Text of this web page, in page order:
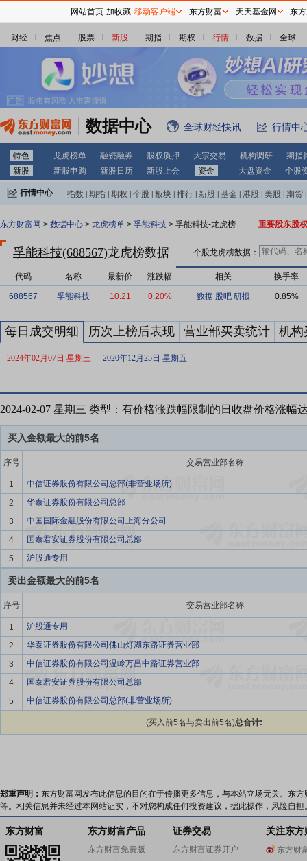
财经 焦点 股票 新股 期指 期权 行情 数据 全球
数据中心 全球财经快讯 行情中
特色 龙虎榜单 融资融券 股权质押 大宗交易 机构调研
期指
新股
新股申购 新股日历 新股上会 资金 大盘资金 个股
行情中心 指数 期指 期权 个股 板块 排行 新股 基金 港股 美股 期货
东方财富网 > 数据中心 > 龙虎榜单 > 孚能科技 > 孚能科技-龙虎榜 重要股东股
孚能科技(688567)龙虎榜数据 个股龙虎榜数据：
代码 名称 最新价 涨跌幅 相关 换手率
688567 孚能科技 10.21 0.20% 数据 股吧 研报 0.85%
每日成交明细 历次上榜后表现 营业部买卖统计 机构
2024年02月07日 星期三 2020年12月25日 星期五
2024-02-07 星期三 类型：有价格涨跌幅限制的日收盘价格涨幅
买入金额最大的前5名
序号 交易营业部名称
1
中信证券股份有限公司总部(非营业场所)
2
华泰证券股份有限公司总部
3
中国国际金融股份有限公司上海分公司
4
国泰君安证券股份有限公司总部
5
沪股通专用
卖出金额最大的前5名
序号 交易营业部名称
1
沪股通专用
2
华泰证券股份有限公司佛山灯湖东路证券营业部
3
中信证券股份有限公司温岭万昌中路证券营业部
4
国泰君安证券股份有限公司总部
5
中信证券股份有限公司总部(非营业场所)
(买入前5名与卖出前5名)总合计:
郑重声明： 东方财富网发布此信息的目的在于传播更多信息，与本站立场无关。东
等。相关信息并未经过本网站证实，不对您构成任何投资建议，据此操作，风险自担
网站首页 加收藏 移动客户端 东方财富 天天基金网 东